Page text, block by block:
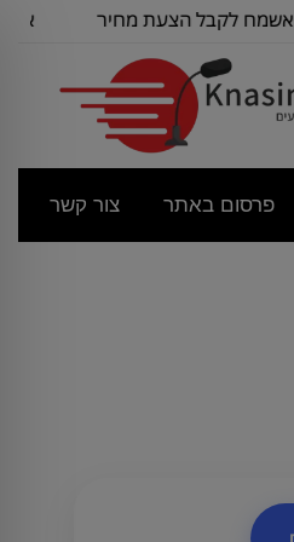
לקבל הצעת מחיר
אודה
פרסום באתר צור קשר